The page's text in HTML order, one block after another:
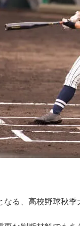
なる、高校野球秋季